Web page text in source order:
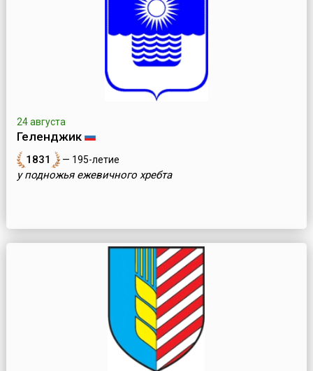
24 августа
Геленджик
1831 — 195-летие
у подножья ежевичного хребта